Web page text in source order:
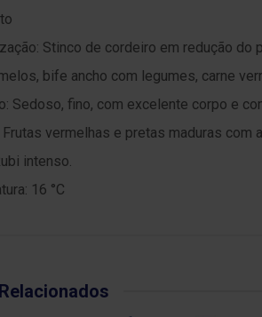
Stinco de cordeiro em redução
bife ancho com legumes, carne
Sedoso, fino, com excelente corpo e
vermelhas e pretas maduras
intenso.
16 °C